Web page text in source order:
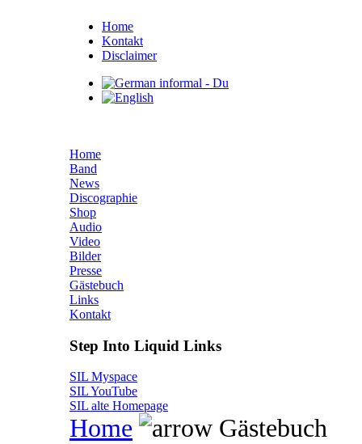
Home
Kontakt
Disclaimer
Home
Band
News
Discographie
Shop
Audio
Video
Bilder
Presse
Gästebuch
Links
Kontakt
Step Into Liquid Links
SIL Myspace
SIL YouTube
SIL alte Homepage
Home Gästebuch